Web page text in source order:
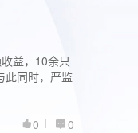
益，10余只
此同时，严监
0
0